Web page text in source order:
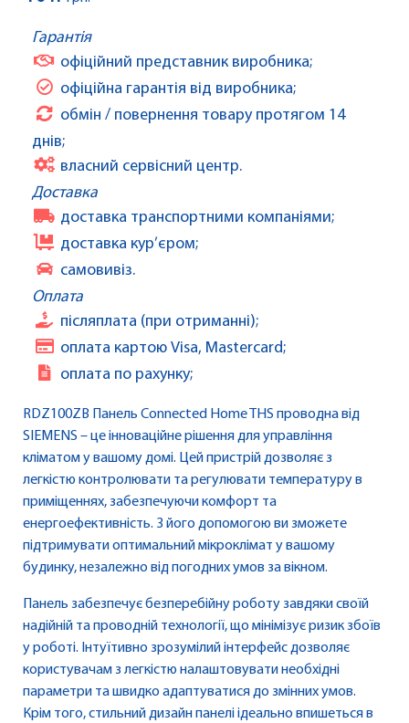
Гарантія
офіційний представник виробника;
офіційна гарантія від виробника;
обмін / повернення товару протягом 14
днів;
власний сервісний центр.
Доставка
доставка транспортними компаніями;
доставка кур’єром;
самовивіз.
Оплата
післяплата (при отриманні);
оплата картою Visa, Mastercard;
оплата по рахунку;
RDZ100ZB Панель Connected Home THS проводна від
SIEMENS – це інноваційне рішення для управління
кліматом у вашому домі. Цей пристрій дозволяє з
легкістю контролювати та регулювати температуру в
приміщеннях, забезпечуючи комфорт та
енергоефективність. З його допомогою ви зможете
підтримувати оптимальний мікроклімат у вашому
будинку, незалежно від погодних умов за вікном.
Панель забезпечує безперебійну роботу завдяки своїй
надійній та проводній технології, що мінімізує ризик збоїв
у роботі. Інтуїтивно зрозумілий інтерфейс дозволяє
користувачам з легкістю налаштовувати необхідні
параметри та швидко адаптуватися до змінних умов.
Крім того, стильний дизайн панелі ідеально впишеться в